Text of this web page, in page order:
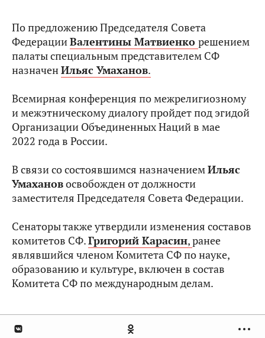
По предложению Председателя Совета
ФедерацииВалентины Матвиенко решением
палаты специальным представителем СФ
назначенИльяс Умаханов.
Всемирная конференция по межрелигиозному
и межэтническому диалогу пройдет под эгидой
Организации Объединенных Наций в мае
2022 года в России.
В связи со состоявшимся назначениемИльяс
Умахановосвобожден от должности
заместителя Председателя Совета Федерации.
Сенаторы также утвердили изменения составов
комитетов СФ.Григорий Карасин,ранее
являвшийся членом Комитета СФ по науке,
образованию и культуре, включен в состав
Комитета СФ по международным делам.